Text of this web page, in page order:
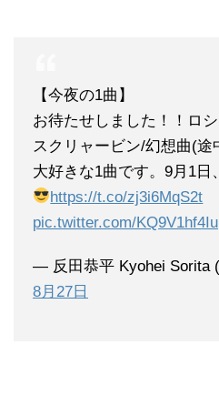
【今夜の1曲】
お待たせしました！！ロ
スクリャービン/幻想曲(途
大好きな1曲です。9月1日
https://t.co/zj3i6MqS2t
pic.twitter.com/KQ9V1hf4Iu
— 反田恭平 Kyohei Sorita
8月27日